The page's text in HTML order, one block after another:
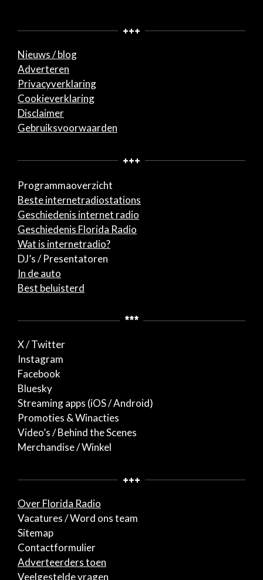
+++
Nieuws / blog
Adverteren
Privacyverklaring
Cookieverklaring
Disclaimer
Gebruiksvoorwaarden
+++
Programmaoverzicht
Beste internetradiostations
Geschiedenis internet radio
Geschiedenis Florida Radio
Wat is internetradio?
DJ’s / Presentatoren
In de auto
Best beluisterd
***
X / Twitter
Instagram
Facebook
Bluesky
Streaming apps (iOS / Android)
Promoties & Winacties
Video’s / Behind the Scenes
Merchandise / Winkel
+++
Over Florida Radio
Vacatures / Word ons team
Sitemap
Contactformulier
Adverteerders toen
Veelgestelde vragen